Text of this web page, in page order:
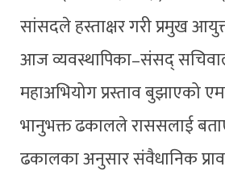
सांसदले हस्ताक्षर गरी प्रमुख
आज व्यवस्थापिका–संसद्
महाअभियोग प्रस्ताव बुझाएको
भानुभक्त ढकालले राससलाई
ढकालका अनुसार संवैधानिक